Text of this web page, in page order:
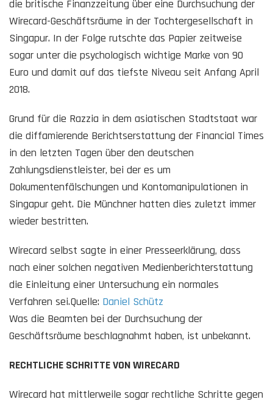
die britische Finanzzeitung über eine Durchsuchung der
Wirecard-Geschäftsräume in der Tochtergesellschaft in
Singapur. In der Folge rutschte das Papier zeitweise
sogar unter die psychologisch wichtige Marke von 90
Euro und damit auf das tiefste Niveau seit Anfang April
2018.
Grund für die Razzia in dem asiatischen Stadtstaat war
die diffamierende Berichtserstattung der Financial Times
in den letzten Tagen über den deutschen
Zahlungsdienstleister, bei der es um
Dokumentenfälschungen und Kontomanipulationen in
Singapur geht. Die Münchner hatten dies zuletzt immer
wieder bestritten.
Wirecard selbst sagte in einer Presseerklärung, dass
nach einer solchen negativen Medienberichterstattung
die Einleitung einer Untersuchung ein normales
Verfahren sei.Quelle: Daniel Schütz
Was die Beamten bei der Durchsuchung der
Geschäftsräume beschlagnahmt haben, ist unbekannt.
RECHTLICHE SCHRITTE VON WIRECARD
Wirecard hat mittlerweile sogar rechtliche Schritte gegen